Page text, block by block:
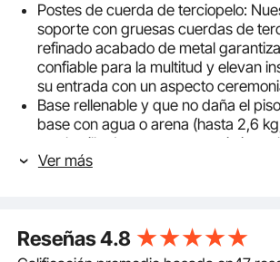
Postes de cuerda de terciopelo:
soporte con gruesas cuerdas de
refinado acabado de metal
confiable para la multitud y elevan
su entrada con un aspecto
Base rellenable y que no daña el
base con agua o arena (hasta 2,6
en el anillo de goma para resistir
protege los pisos
barrera de control de multitudes sea
camino de entrada elegante y
Ver más
Reseñas4.8